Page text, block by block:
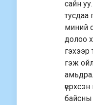
сайн
тусдаа
миний
долоо
гэхээр
гэж
байсны